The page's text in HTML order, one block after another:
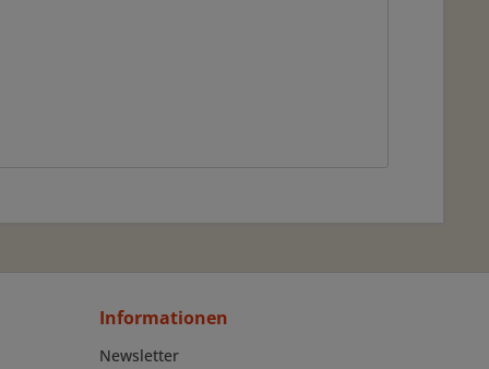
Informationen
Newsletter